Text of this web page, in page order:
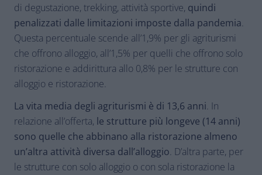
di degustazione, trekking, attività sportive, quindi
penalizzati dalle limitazioni imposte dalla pandemia.
Questa percentuale scende all’1,9% per gli agriturismi
che offrono alloggio, all’1,5% per quelli che offrono solo
ristorazione e addirittura allo 0,8% per le strutture con
alloggio e ristorazione.
La vita media degli agriturismi è di 13,6 anni. In
relazione all’offerta, le strutture più longeve (14 anni)
sono quelle che abbinano alla ristorazione almeno
un’altra attività diversa dall’alloggio. D’altra parte, per
le strutture con solo alloggio o con sola ristorazione la